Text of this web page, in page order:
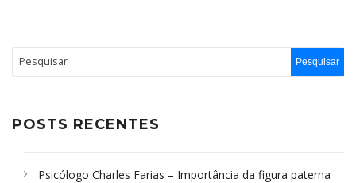
POSTS RECENTES
Psicólogo Charles Farias – Importância da figura paterna